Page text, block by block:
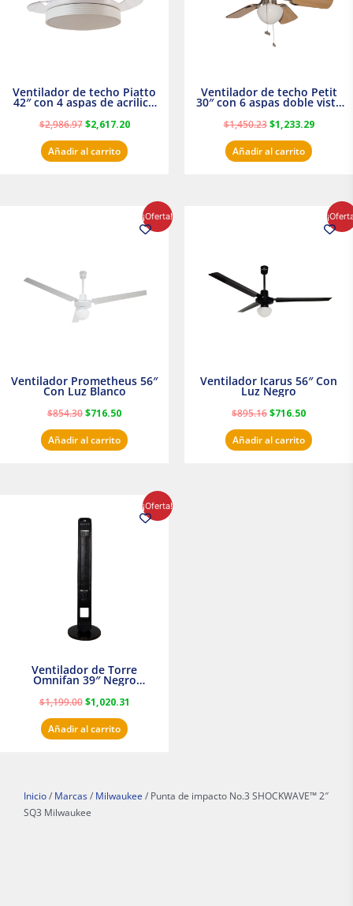
Ventilador de techo Piatto
42″ con 4 aspas de acrilico
transparente
$2,986.97 $2,617.20
Añadir al carrito
Ventilador de techo Petit
30″ con 6 aspas doble vista
Satinado Masterfan
$1,450.23 $1,233.29
Añadir al carrito
¡Oferta!
Ventilador Prometheus 56″
Con Luz Blanco
$854.30$716.50
precio
actual
Añadir al carrito
Ventilador Icarus 56″ Con
Luz Negro
$895.16$716.50
precio
actual
Añadir al carrito
¡Oferta!
Ventilador de Torre
Omnifan 39″ Negro
$1,199.00
original
era:
$1,020.31
precio
actual
Añadir al carrito
Inicio / Marcas / Milwaukee / Punta de impacto No.3 SHOCKWAVE™ 2″
SQ3 Milwaukee